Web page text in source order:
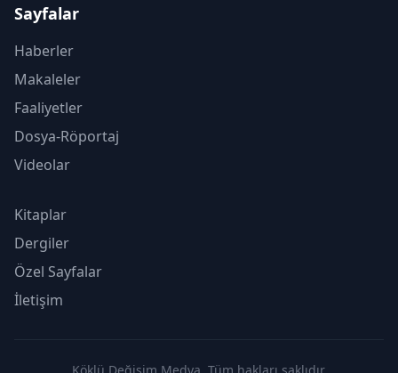
Sayfalar
Haberler
Makaleler
Faaliyetler
Dosya-Röportaj
Videolar
Kitaplar
Dergiler
Özel Sayfalar
İletişim